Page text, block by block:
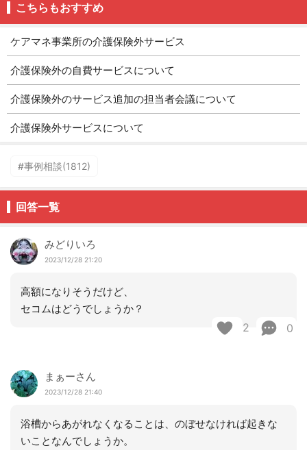
こちらもおすすめ
ケアマネ事業所の介護保険外サービス
介護保険外の自費サービスについて
介護保険外のサービス追加の担当者会議について
介護保険外サービスについて
#事例相談(1812)
回答一覧
みどりいろ
2023/12/28 21:20
高額になりそうだけど、
セコムはどうでしょうか？
2 0
まぁーさん
2023/12/28 21:40
浴槽からあがれなくなることは、のぼせなければ起きな
いことなんでしょうか。